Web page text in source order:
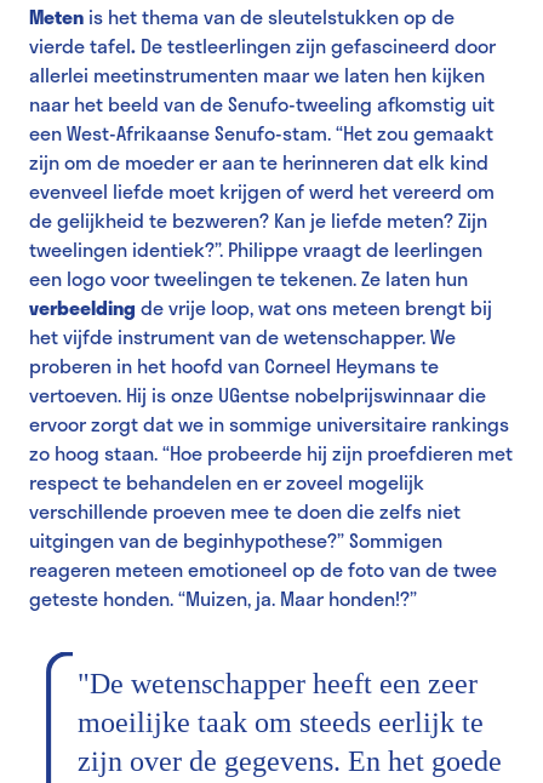
Meten is het thema van de sleutelstukken op de
vierde tafel. De testleerlingen zijn gefascineerd door
allerlei meetinstrumenten maar we laten hen kijken
naar het beeld van de Senufo-tweeling afkomstig uit
een West-Afrikaanse Senufo-stam. “Het zou gemaakt
zijn om de moeder er aan te herinneren dat elk kind
evenveel liefde moet krijgen of werd het vereerd om
de gelijkheid te bezweren? Kan je liefde meten? Zijn
tweelingen identiek?”. Philippe vraagt de leerlingen
een logo voor tweelingen te tekenen. Ze laten hun
verbeelding de vrije loop, wat ons meteen brengt bij
het vijfde instrument van de wetenschapper. We
proberen in het hoofd van Corneel Heymans te
vertoeven. Hij is onze UGentse nobelprijswinnaar die
ervoor zorgt dat we in sommige universitaire rankings
zo hoog staan. “Hoe probeerde hij zijn proefdieren met
respect te behandelen en er zoveel mogelijk
verschillende proeven mee te doen die zelfs niet
uitgingen van de beginhypothese?” Sommigen
reageren meteen emotioneel op de foto van de twee
geteste honden. “Muizen, ja. Maar honden!?”
"De wetenschapper heeft een zeer
moeilijke taak om steeds eerlijk te
zijn over de gegevens. En het goede